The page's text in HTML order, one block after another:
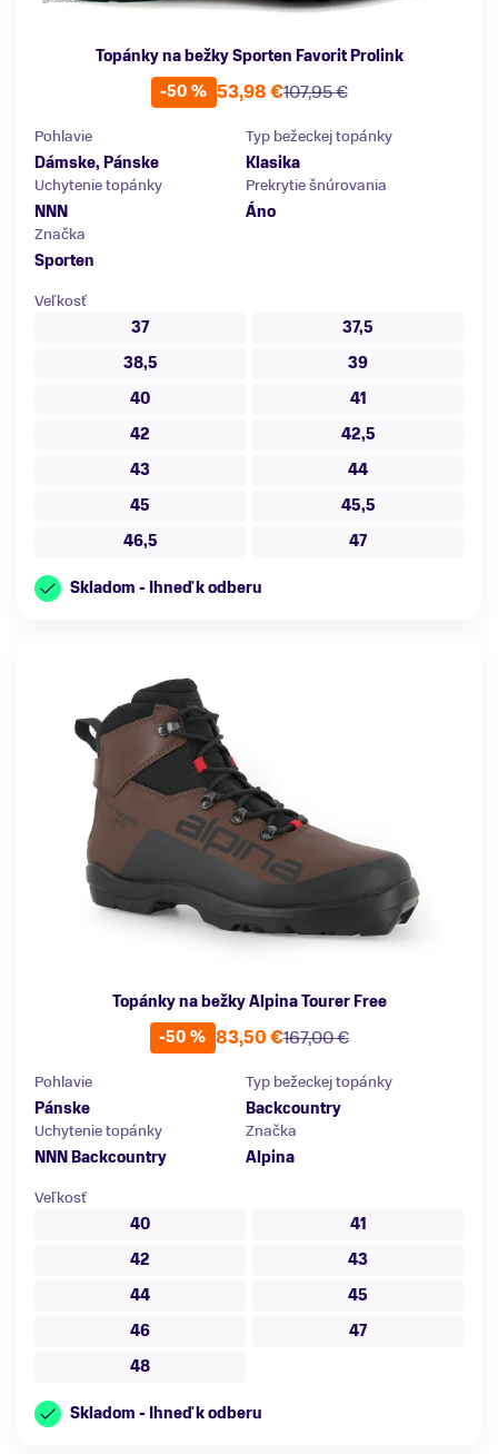
Topánky na bežky Sporten Favorit Prolink
-50 %
107,95 €
53,98 €
Pohlavie
Dámske, Pánske
Typ bežeckej topánky
Klasika
Uchytenie topánky
NNN
Prekrytie šnúrovania
Áno
Značka
Sporten
Veľkosť
37
37,5
38,5
39
40
41
42
42,5
43
44
45
45,5
46,5
47
Skladom - Ihneď k odberu
Topánky na bežky Alpina Tourer Free
-50 %
167,00 €
83,50 €
Pohlavie
Pánske
Typ bežeckej topánky
Backcountry
Uchytenie topánky
NNN Backcountry
Značka
Alpina
Veľkosť
40
41
42
43
44
45
46
47
48
Skladom - Ihneď k odberu